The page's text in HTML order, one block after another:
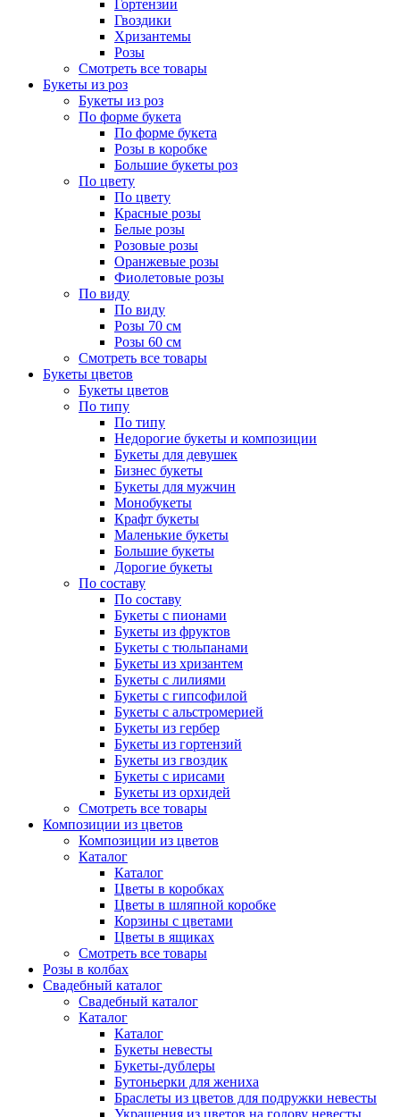
Гортензии
Гвоздики
Хризантемы
Розы
Смотреть все товары
Букеты из роз
Букеты из роз
По форме букета
По форме букета
Розы в коробке
Большие букеты роз
По цвету
По цвету
Красные розы
Белые розы
Розовые розы
Оранжевые розы
Фиолетовые розы
По виду
По виду
Розы 70 см
Розы 60 см
Смотреть все товары
Букеты цветов
Букеты цветов
По типу
По типу
Недорогие букеты и композиции
Букеты для девушек
Бизнес букеты
Букеты для мужчин
Монобукеты
Крафт букеты
Маленькие букеты
Большие букеты
Дорогие букеты
По составу
По составу
Букеты с пионами
Букеты из фруктов
Букеты с тюльпанами
Букеты из хризантем
Букеты с лилиями
Букеты с гипсофилой
Букеты с альстромерией
Букеты из гербер
Букеты из гортензий
Букеты из гвоздик
Букеты с ирисами
Букеты из орхидей
Смотреть все товары
Композиции из цветов
Композиции из цветов
Каталог
Каталог
Цветы в коробках
Цветы в шляпной коробке
Корзины с цветами
Цветы в ящиках
Смотреть все товары
Розы в колбах
Свадебный каталог
Свадебный каталог
Каталог
Каталог
Букеты невесты
Букеты-дублеры
Бутоньерки для жениха
Браслеты из цветов для подружки невесты